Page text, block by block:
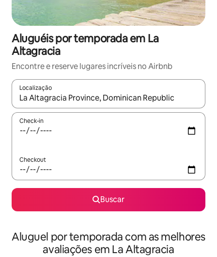
Aluguéis por temporada em La
Altagracia
Encontre e reserve lugares incríveis no Airbnb
Localização
Quando os resultados estiverem disponíveis, explore-os
Check-in
Checkout
Buscar
Aluguel por temporada com as melhores
avaliações em La Altagracia